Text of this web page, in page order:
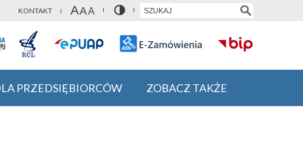
KONTAKT
PRZEDSIĘBIORCÓW ZOBACZ TAKŻE